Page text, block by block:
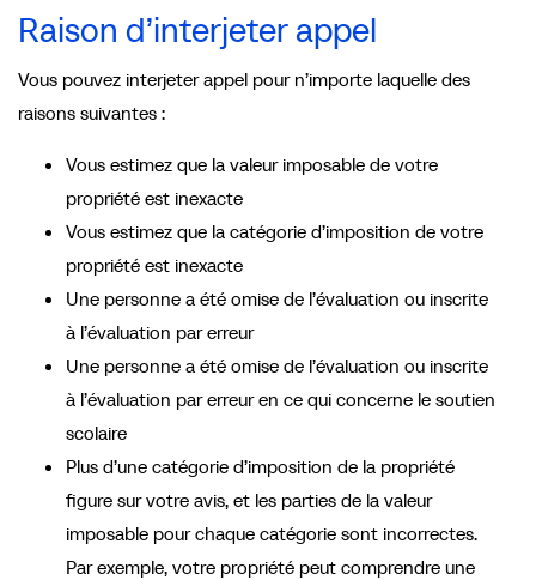
Raison d’interjeter appel
Vous pouvez interjeter appel pour n’importe laquelle des
raisons suivantes :
Vous estimez que la valeur imposable de votre
propriété est inexacte
Vous estimez que la catégorie d’imposition de votre
propriété est inexacte
Une personne a été omise de l’évaluation ou inscrite
à l’évaluation par erreur
Une personne a été omise de l’évaluation ou inscrite
à l’évaluation par erreur en ce qui concerne le soutien
scolaire
Plus d’une catégorie d’imposition de la propriété
figure sur votre avis, et les parties de la valeur
imposable pour chaque catégorie sont incorrectes.
Par exemple, votre propriété peut comprendre une